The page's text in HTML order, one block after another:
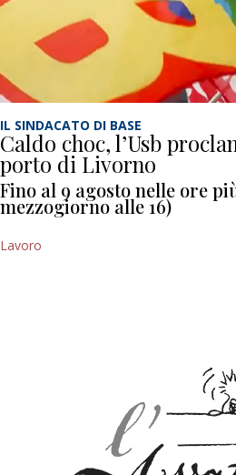
IL SINDACATO DI BASE
Caldo choc, l’Usb
porto di Livorno
Fino al 9 agosto nelle ore
mezzogiorno alle 16)
Lavoro